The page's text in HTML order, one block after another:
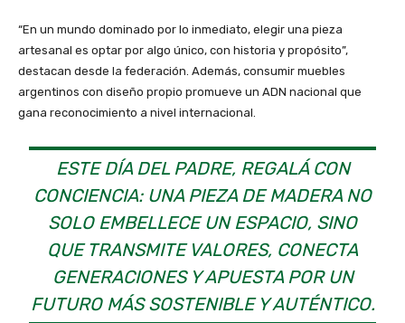
“En un mundo dominado por lo inmediato, elegir una pieza
artesanal es optar por algo único, con historia y propósito”,
destacan desde la federación. Además, consumir muebles
argentinos con diseño propio promueve un ADN nacional que
gana reconocimiento a nivel internacional.
ESTE DÍA DEL PADRE, REGALÁ CON
CONCIENCIA: UNA PIEZA DE MADERA NO
SOLO EMBELLECE UN ESPACIO, SINO
QUE TRANSMITE VALORES, CONECTA
GENERACIONES Y APUESTA POR UN
FUTURO MÁS SOSTENIBLE Y AUTÉNTICO.